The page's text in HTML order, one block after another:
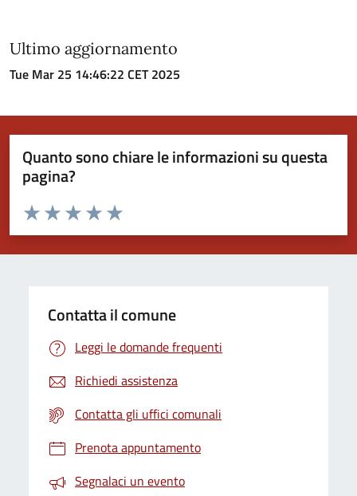
Ultimo aggiornamento
Tue Mar 25 14:46:22 CET 2025
Quanto sono chiare le informazioni su questa
pagina?
Valuta da 1 a 5 stelle la pagina
Valuta 5 stelle su 5
Valuta 4 stelle su 5
Valuta 3 stelle su 5
Valuta 2 stelle su 5
Valuta 1 stelle su 5
Contatta il comune
Leggi le domande frequenti
Richiedi assistenza
Contatta gli uffici comunali
Prenota appuntamento
Segnalaci un evento